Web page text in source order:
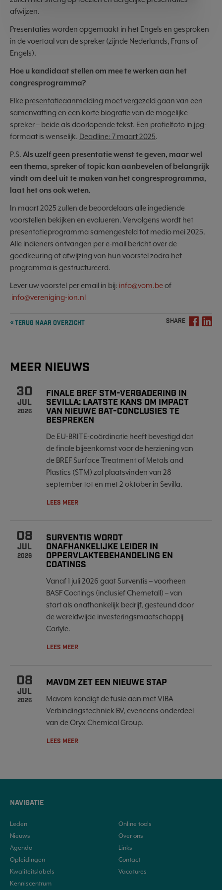
afwijzen.
Presentaties worden opgemaakt in het Engels en gesproken
in de voertaal van de spreker (zijnde Nederlands, Frans of
Engels).
Hoe u kandidaat stellen om mee te werken aan het
congresprogramma?
Elke presentatieaanmelding moet vergezeld gaan van een
samenvatting en een korte biografie van de mogelijke
spreker – beide als doorlopende tekst. Een profielfoto in jpg-
formaat is wenselijk. Deadline: 7 maart 2025.
P.S. Als uzelf geen presentatie wenst te geven, maar wel
een thema, spreker of topic kan aanbevelen of belangrijk
vindt om deel uit te maken van het congresprogramma,
laat het ons ook weten.
In maart 2025 zullen de beoordelaars alle ingediende
voorstellen bekijken en evalueren. Vervolgens wordt het
presentatieprogramma samengesteld tot medio mei 2025.
Alle indieners ontvangen per e-mail bericht over de
goedkeuring of afwijzing van hun voorstel zodra het
programma is gestructureerd.
Lever uw voorstel per email in bij: info@vom.beof
info@vereniging-ion.nl
« TERUG NAAR OVERZICHT SHARE
MEER NIEUWS
30
JUL
2026
FINALE BREF STM-VERGADERING IN
SEVILLA: LAATSTE KANS OM IMPACT
VAN NIEUWE BAT-CONCLUSIES TE
BESPREKEN
De EU-BRITE-coördinatie heeft bevestigd dat
de finale bijeenkomst voor de herziening van
de BREF Surface Treatment of Metals and
Plastics (STM) zal plaatsvinden van 28
september tot en met 2 oktober in Sevilla.
LEES MEER
08
JUL
2026
SURVENTIS WORDT
ONAFHANKELIJKE LEIDER IN
OPPERVLAKTEBEHANDELING EN
COATINGS
Vanaf 1 juli 2026 gaat Surventis – voorheen
BASF Coatings (inclusief Chemetall) – van
start als onafhankelijk bedrijf, gesteund door
de wereldwijde investeringsmaatschappij
Carlyle.
LEES MEER
08
JUL
2026
MAVOM ZET EEN NIEUWE STAP
Mavom kondigt de fusie aan met VIBA
Verbindingstechniek BV, eveneens onderdeel
van de Oryx Chemical Group.
LEES MEER
NAVIGATIE
Leden
Nieuws
Agenda
Opleidingen
Kwaliteitslabels
Kenniscentrum
Online tools
Over ons
Links
Contact
Vacatures